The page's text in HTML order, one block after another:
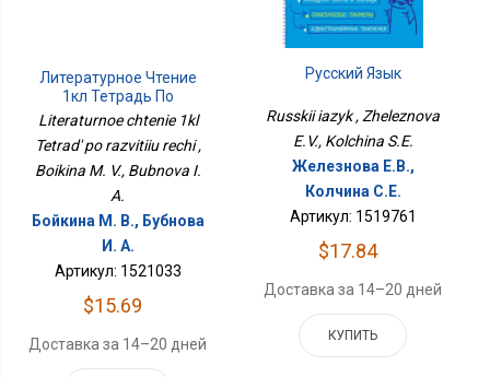
Литературное Чтение
1кл Тетрадь По
Развитию Речи
Literaturnoe chtenie 1kl
Tetrad' po razvitiiu rechi ,
Boikina M. V., Bubnova I.
A.
Бойкина М. В., Бубнова
И. А.
Артикул: 1521033
$15.69
Доставка за 14–20 дней
Русский Язык
Russkii iazyk , Zheleznova
E.V., Kolchina S.E.
Железнова Е.В.,
Колчина С.Е.
Артикул: 1519761
$17.84
Доставка за 14–20 дней
КУПИТЬ